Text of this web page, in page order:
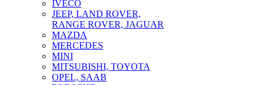
IVECO
JEEP, LAND ROVER,
RANGE ROVER, JAGUAR
MAZDA
MERCEDES
MINI
MITSUBISHI, TOYOTA
OPEL, SAAB